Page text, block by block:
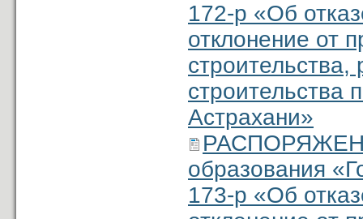
172-р «Об
отклонение от
строительства,
строительства
Астрахани»
образования
173-р «Об